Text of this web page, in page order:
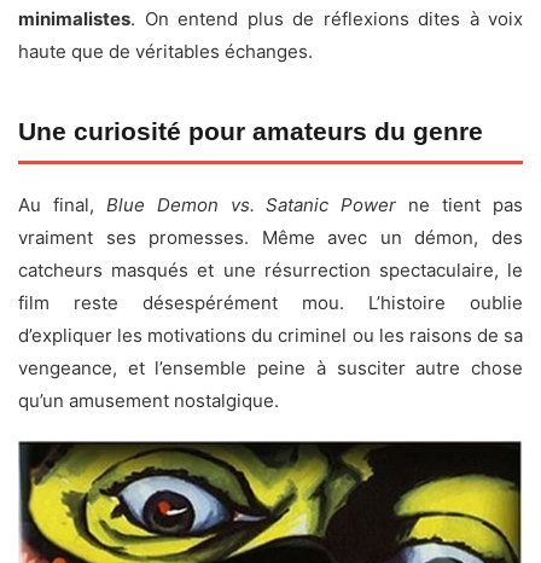
minimalistes. On entend plus de réflexions dites à voix
haute que de véritables échanges.
Une curiosité pour amateurs du genre
Au final, Blue Demon vs. Satanic Power ne tient pas
vraiment ses promesses. Même avec un démon, des
catcheurs masqués et une résurrection spectaculaire, le
film reste désespérément mou. L’histoire oublie
d’expliquer les motivations du criminel ou les raisons de sa
vengeance, et l’ensemble peine à susciter autre chose
qu’un amusement nostalgique.